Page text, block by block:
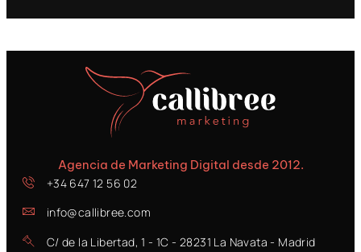
Agencia de Marketing Digital desde 2012.
+34 647 12 56 02
info@callibree.com
C/ de la Libertad, 1 - 1C - 28231 La Navata - Madrid